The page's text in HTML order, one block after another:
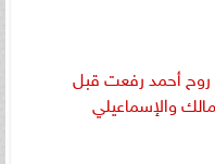
روح أحمد رفعت قبل
والإسماعيلي